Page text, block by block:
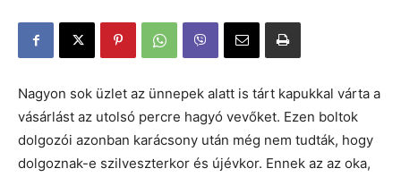
Nagyon sok üzlet az ünnepek alatt is tárt kapukkal várta a
vásárlást az utolsó percre hagyó vevőket. Ezen boltok
dolgozói azonban karácsony után még nem tudták, hogy
dolgoznak-e szilveszterkor és újévkor. Ennek az az oka,